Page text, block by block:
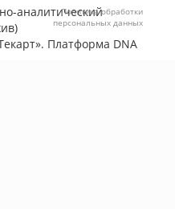
аналитический
. Платформа DNA
Политика обработки
персональных данных